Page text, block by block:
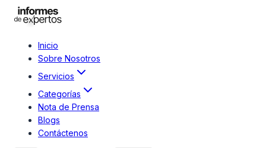
Inicio
Sobre Nosotros
Servicios
Categorías
Nota de Prensa
Blogs
Contáctenos